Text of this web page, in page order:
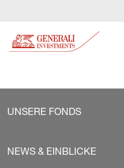
UNSERE FONDS
NEWS & EINBLICKE